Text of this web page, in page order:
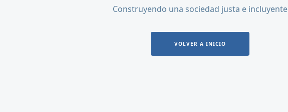
Construyendo una sociedad justa e incluyente
VOLVER A INICIO